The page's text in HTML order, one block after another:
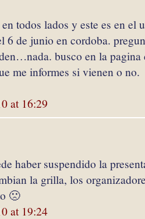
todos lados y este es en el
6 de junio en cordoba.
busco en la
me informes si vienen o no.
at 16:29
haber suspendido la
la grilla, los
🙁
at 19:24